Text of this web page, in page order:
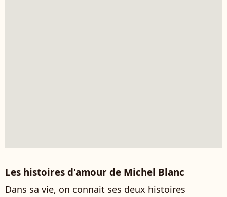
Les histoires d'amour de Michel Blanc
Dans sa vie, on connait ses deux histoires